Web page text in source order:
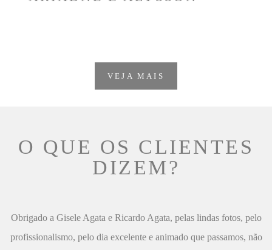
VEJA MAIS
O QUE OS CLIENTES
DIZEM?
Obrigado a Gisele Agata e Ricardo Agata, pelas lindas fotos, pelo
profissionalismo, pelo dia excelente e animado que passamos, não